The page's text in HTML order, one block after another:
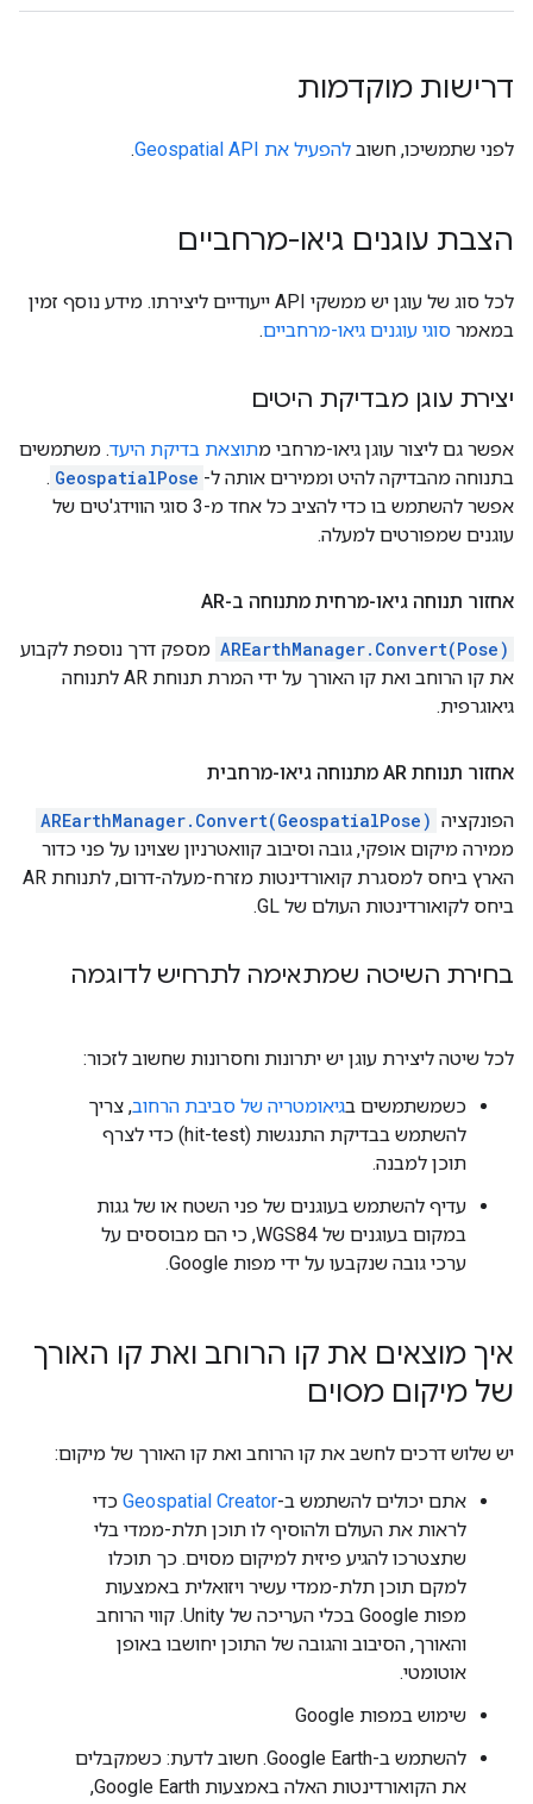
דרישות מוקדמות
לפני שתמשיכו, חשוב להפעיל את Geospatial API .
הצבת עוגנים גיאו-מרחביים
לכל סוג של עוגן יש ממשקי API ייעודיים ליצירתו. מידע נוסף זמין
במאמר סוגי עוגנים גיאו-מרחביים.
יצירת עוגן מבדיקת היטים
אפשר גם ליצור עוגן גיאו-מרחבי מתוצאת בדיקת היעד. משתמשים
בתנוחה מהבדיקה להיט וממירים אותה ל- GeospatialPose
.
אפשר להשתמש בו כדי להציב כל אחד מ-3 סוגי הווידג'טים של
עוגנים שמפורטים למעלה.
אחזור תנוחה גיאו-מרחית מתנוחה ב-AR
AREarthManager.Convert(Pose) מספק דרך נוספת לקבוע
את קו הרוחב ואת קו האורך על ידי המרת תנוחת AR לתנוחה
גיאוגרפית.
אחזור תנוחת AR מתנוחה גיאו-מרחבית
הפונקציה AREarthManager.Convert(GeospatialPose)
ממירה מיקום אופקי, גובה וסיבוב קוואטרניון שצוינו על פני כדור
הארץ ביחס למסגרת קואורדינטות מזרח-מעלה-דרום, לתנוחת AR
ביחס לקואורדינטות העולם של GL.
בחירת השיטה שמתאימה לתרחיש לדוגמה
לכל שיטה ליצירת עוגן יש יתרונות וחסרונות שחשוב לזכור:
כשמשתמשים בגיאומטריה של סביבת הרחוב, צריך
להשתמש בבדיקת התנגשות (hit-test) כדי לצרף
תוכן למבנה.
עדיף להשתמש בעוגנים של פני השטח או של גגות
במקום בעוגנים של WGS84, כי הם מבוססים על
ערכי גובה שנקבעו על ידי מפות Google.
איך מוצאים את קו הרוחב ואת קו האורך
של מיקום מסוים
יש שלוש דרכים לחשב את קו הרוחב ואת קו האורך של מיקום:
אתם יכולים להשתמש ב-Geospatial Creator כדי
לראות את העולם ולהוסיף לו תוכן תלת-ממדי בלי
שתצטרכו להגיע פיזית למיקום מסוים. כך תוכלו
למקם תוכן תלת-ממדי עשיר ויזואלית באמצעות
מפות Google בכלי העריכה של Unity. קווי הרוחב
והאורך, הסיבוב והגובה של התוכן יחושבו באופן
אוטומטי.
שימוש במפות Google
להשתמש ב-Google Earth. חשוב לדעת: כשמקבלים
את הקואורדינטות האלה באמצעות Google Earth,